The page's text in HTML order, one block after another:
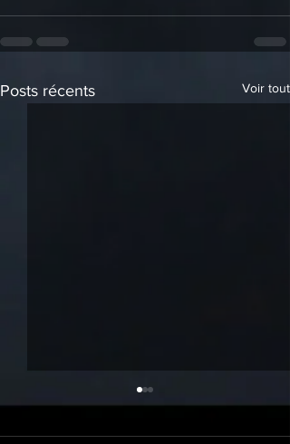
Posts récents Voir tout